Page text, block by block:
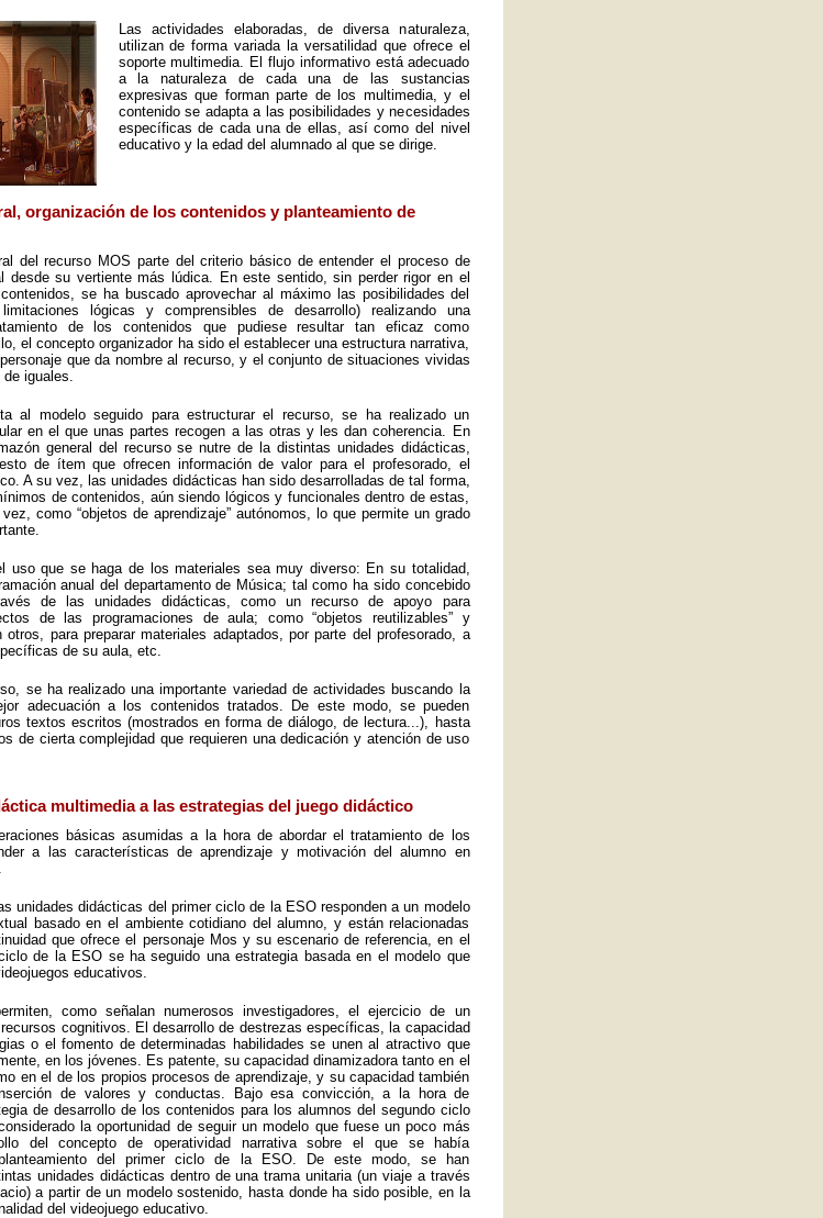
Las actividades elaboradas, de diversa naturaleza,
utilizan de forma variada la versatilidad que ofrece el
soporte multimedia. El flujo informativo está adecuado
a la naturaleza de cada una de las sustancias
expresivas que forman parte de los multimedia, y el
contenido se adapta a las posibilidades y necesidades
específicas de cada una de ellas, así como del nivel
educativo y la edad del alumnado al que se dirige.
organización de los contenidos y planteamiento de
del recurso MOS parte del criterio básico de entender el proceso de
desde su vertiente más lúdica. En este sentido, sin perder rigor en el
se ha buscado aprovechar al máximo las posibilidades del
lógicas y comprensibles de desarrollo) realizando una
de los contenidos que pudiese resultar tan eficaz como
el concepto organizador ha sido el establecer una estructura narrativa,
que da nombre al recurso, y el conjunto de situaciones vividas
iguales.
al modelo seguido para estructurar el recurso, se ha realizado un
en el que unas partes recogen a las otras y les dan coherencia. En
general del recurso se nutre de la distintas unidades didácticas,
de ítem que ofrecen información de valor para el profesorado, el
A su vez, las unidades didácticas han sido desarrolladas de tal forma,
de contenidos, aún siendo lógicos y funcionales dentro de estas,
como “objetos de aprendizaje” autónomos, lo que permite un grado
uso que se haga de los materiales sea muy diverso: En su totalidad,
anual del departamento de Música; tal como ha sido concebido
de las unidades didácticas, como un recurso de apoyo para
de las programaciones de aula; como “objetos reutilizables” y
otros, para preparar materiales adaptados, por parte del profesorado, a
de su aula, etc.
se ha realizado una importante variedad de actividades buscando la
adecuación a los contenidos tratados. De este modo, se pueden
textos escritos (mostrados en forma de diálogo, de lectura...), hasta
de cierta complejidad que requieren una dedicación y atención de uso
multimedia a las estrategias del juego didáctico
básicas asumidas a la hora de abordar el tratamiento de los
a las características de aprendizaje y motivación del alumno en
unidades didácticas del primer ciclo de la ESO responden a un modelo
basado en el ambiente cotidiano del alumno, y están relacionadas
que ofrece el personaje Mos y su escenario de referencia, en el
de la ESO se ha seguido una estrategia basada en el modelo que
educativos.
como señalan numerosos investigadores, el ejercicio de un
cognitivos. El desarrollo de destrezas específicas, la capacidad
o el fomento de determinadas habilidades se unen al atractivo que
en los jóvenes. Es patente, su capacidad dinamizadora tanto en el
en el de los propios procesos de aprendizaje, y su capacidad también
de valores y conductas. Bajo esa convicción, a la hora de
de desarrollo de los contenidos para los alumnos del segundo ciclo
la oportunidad de seguir un modelo que fuese un poco más
del concepto de operatividad narrativa sobre el que se había
del primer ciclo de la ESO. De este modo, se han
unidades didácticas dentro de una trama unitaria (un viaje a través
a partir de un modelo sostenido, hasta donde ha sido posible, en la
del videojuego educativo.